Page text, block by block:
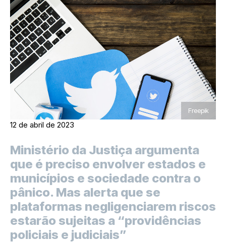
Freepik
12 de abril de 2023
Ministério da Justiça argumenta
que é preciso envolver estados e
municípios e sociedade contra o
pânico. Mas alerta que se
plataformas negligenciarem riscos
estarão sujeitas a “providências
policiais e judiciais”